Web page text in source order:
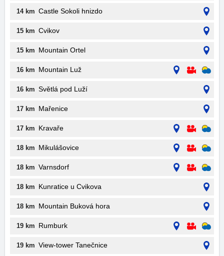
14 km Castle Sokoli hnizdo
15 km Cvikov
15 km Mountain Ortel
16 km Mountain Luž
16 km Světlá pod Luží
17 km Mařenice
17 km Kravaře
18 km Mikulášovice
18 km Varnsdorf
18 km Kunratice u Cvikova
18 km Mountain Buková hora
19 km Rumburk
19 km View-tower Tanečnice